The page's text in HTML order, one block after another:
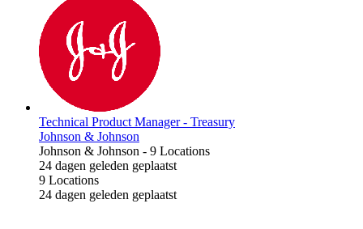
Technical Product Manager - Treasury
Johnson & Johnson
Johnson & Johnson - 9 Locations
24 dagen geleden geplaatst
9 Locations
24 dagen geleden geplaatst